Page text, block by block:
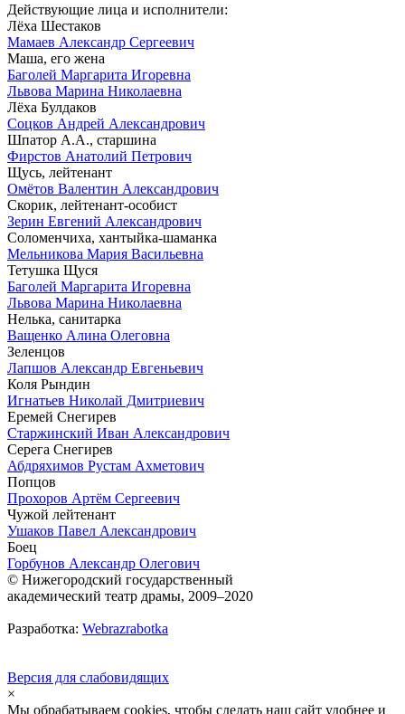
Действующие лица и исполнители:
Лёха Шестаков
Мамаев Александр Сергеевич
Маша, его жена
Баголей Маргарита Игоревна
Львова Марина Николаевна
Лёха Булдаков
Соцков Андрей Александрович
Шпатор А.А., старшина
Фирстов Анатолий Петрович
Щусь, лейтенант
Омётов Валентин Александрович
Скорик, лейтенант-особист
Зерин Евгений Александрович
Соломенчиха, хантыйка-шаманка
Мельникова Мария Васильевна
Тетушка Щуся
Баголей Маргарита Игоревна
Львова Марина Николаевна
Нелька, санитарка
Ващенко Алина Олеговна
Зеленцов
Лапшов Александр Евгеньевич
Коля Рындин
Игнатьев Николай Дмитриевич
Еремей Снегирев
Старжинский Иван Александрович
Серега Снегирев
Абдряхимов Рустам Ахметович
Попцов
Прохоров Артём Сергеевич
Чужой лейтенант
Ушаков Павел Александрович
Боец
Горбунов Александр Олегович
© Нижегородский государственный
академический театр драмы, 2009–2020
Разработка: Webrazrabotka
Версия для слабовидящих
×
Мы обрабатываем cookies, чтобы сделать наш сайт удобнее и